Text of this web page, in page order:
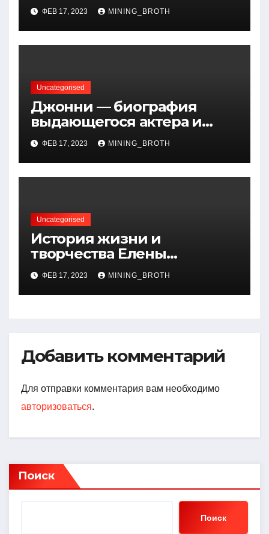
открытия — краткая
биография, достижения и
вклад в науку
ФЕВ 17, 2023 MINING_BROTH
Uncategorised
Джонни — биография
выдающегося актера и
талантливого певца, чья
артистичность захватывает
миллионы сердец
ФЕВ 17, 2023 MINING_BROTH
Uncategorised
История жизни и
творчества Елены
Дубровской — биография,
достижения, интересные
факты
ФЕВ 17, 2023 MINING_BROTH
Добавить комментарий
Для отправки комментария вам необходимо
авторизоваться.
Поиск
Поиск